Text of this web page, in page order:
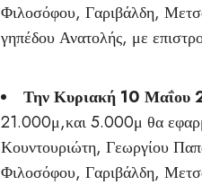
Φιλοσόφου, Γαριβάλδη,
γηπέδου Ανατολής, με
Την Κυριακή 10 Μαΐου
21.000μ,και 5.000μ θα
Κουντουριώτη, Γεωργίου
Φιλοσόφου, Γαριβάλδη,